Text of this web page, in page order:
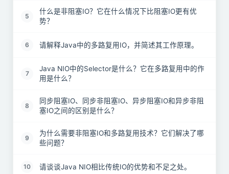
5
什么是非阻塞IO？它在什么情况下比阻塞IO更有优
势？
6 请解释Java中的多路复用IO，并简述其工作原理。
7
Java NIO中的Selector是什么？它在多路复用中的作
用是什么？
8
同步阻塞IO、同步非阻塞IO、异步阻塞IO和异步非阻
塞IO之间的区别是什么？
9
为什么需要非阻塞IO和多路复用技术？它们解决了哪
些问题？
10 请谈谈Java NIO相比传统IO的优势和不足之处。